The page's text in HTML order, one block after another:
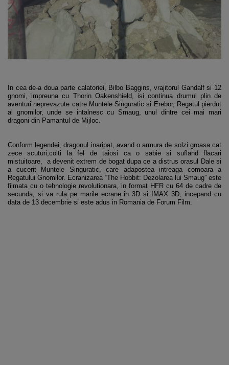
In cea de-a doua parte calatoriei, Bilbo Baggins, vrajitorul Gandalf si 12
gnomi, impreuna cu Thorin Oakenshield, isi continua drumul plin de
aventuri neprevazute catre Muntele Singuratic si Erebor, Regatul pierdut
al gnomilor, unde se intalnesc cu Smaug, unul dintre cei mai mari
dragoni din Pamantul de Mijloc.
Conform legendei, dragonul inaripat, avand o armura de solzi groasa cat
zece scuturi,colti la fel de taiosi ca o sabie si sufland flacari
mistuitoare, a devenit extrem de bogat dupa ce a distrus orasul Dale si
a cucerit Muntele Singuratic, care adapostea intreaga comoara a
Regatului Gnomilor. Ecranizarea “The Hobbit: Dezolarea lui Smaug” este
filmata cu o tehnologie revolutionara, in format HFR cu 64 de cadre de
secunda, si va rula pe marile ecrane in 3D si IMAX 3D, incepand cu
data de 13 decembrie si este adus in Romania de Forum Film.